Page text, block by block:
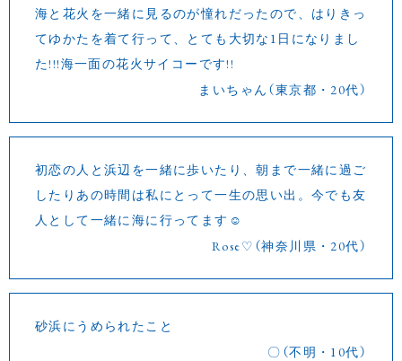
海と花火を一緒に見るのが憧れだったので、はりきっ
てゆかたを着て行って、とても大切な1日になりまし
た!!!海一面の花火サイコーです!!
まいちゃん（東京都・20代）
初恋の人と浜辺を一緒に歩いたり、朝まで一緒に過ご
したりあの時間は私にとって一生の思い出。今でも友
人として一緒に海に行ってます☺
Rose♡（神奈川県・20代）
砂浜にうめられたこと
〇（不明・10代）